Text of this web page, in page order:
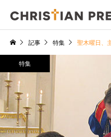
記事 特集 聖木曜日、
特集